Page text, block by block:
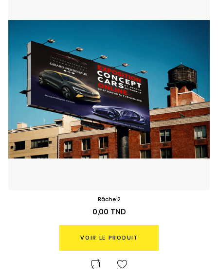
Bâche 2
Prix
0,00 TND
VOIR LE PRODUIT